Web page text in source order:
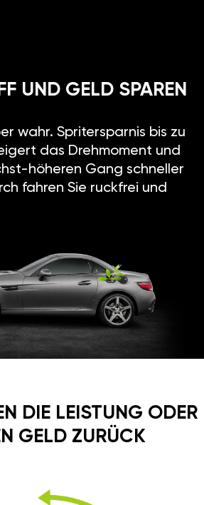
UND GELD SPAREN
wahr. Spritersparnis bis zu
das Drehmoment und
höheren Gang schneller
fahren Sie ruckfrei und
DIE LEISTUNG ODER
GELD ZURÜCK